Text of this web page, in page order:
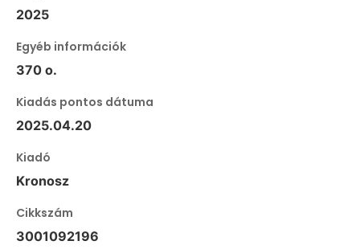
2025
Egyéb információk
370 o.
Kiadás pontos dátuma
2025.04.20
Kiadó
Kronosz
Cikkszám
3001092196